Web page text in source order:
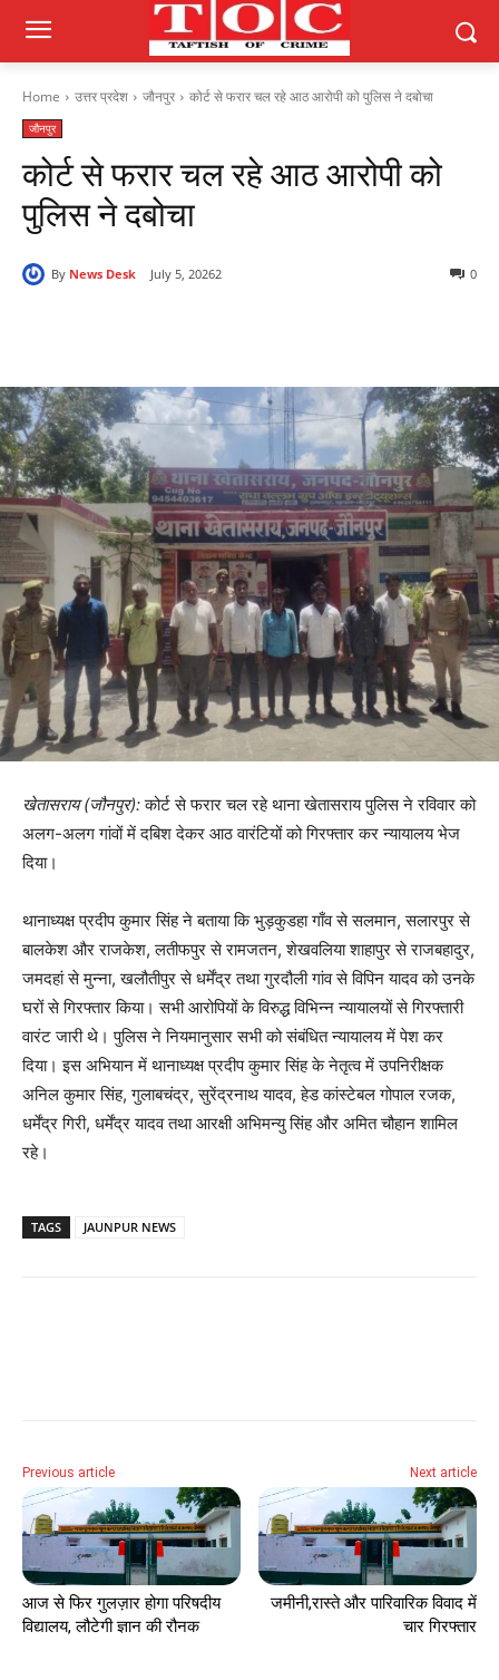
Home उत्तर प्रदेश जौनपुर कोर्ट से फरार चल रहे आठ आरोपी को पुलिस ने दबोचा
जौनपुर
कोर्ट से फरार चल रहे आठ आरोपी को
पुलिस ने दबोचा
By News Desk July 5, 2026 0
2
खेतासराय (जौनपुर):कोर्ट से फरार चल रहे थाना खेतासराय पुलिस ने रविवार को
अलग-अलग गांवों में दबिश देकर आठ वारंटियों को गिरफ्तार कर न्यायालय भेज
दिया।
थानाध्यक्ष प्रदीप कुमार सिंह ने बताया कि भुड़कुडहा गाँव से सलमान, सलारपुर से
बालकेश और राजकेश, लतीफपुर से रामजतन, शेखवलिया शाहापुर से राजबहादुर,
जमदहां से मुन्ना, खलौतीपुर से धर्मेंद्र तथा गुरदौली गांव से विपिन यादव को उनके
घरों से गिरफ्तार किया। सभी आरोपियों के विरुद्ध विभिन्न न्यायालयों से गिरफ्तारी
वारंट जारी थे। पुलिस ने नियमानुसार सभी को संबंधित न्यायालय में पेश कर
दिया। इस अभियान में थानाध्यक्ष प्रदीप कुमार सिंह के नेतृत्व में उपनिरीक्षक
अनिल कुमार सिंह, गुलाबचंद्र, सुरेंद्रनाथ यादव, हेड कांस्टेबल गोपाल रजक,
धर्मेंद्र गिरी, धर्मेंद्र यादव तथा आरक्षी अभिमन्यु सिंह और अमित चौहान शामिल
रहे।
TAGS JAUNPUR NEWS
Previous article
आज से फिर गुलज़ार होगा परिषदीय
विद्यालय, लौटेगी ज्ञान की रौनक
Next article
जमीनी,रास्ते और पारिवारिक विवाद में
चार गिरफ्तार